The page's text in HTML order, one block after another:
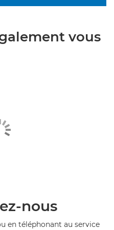
vous
nous
en téléphonant au service